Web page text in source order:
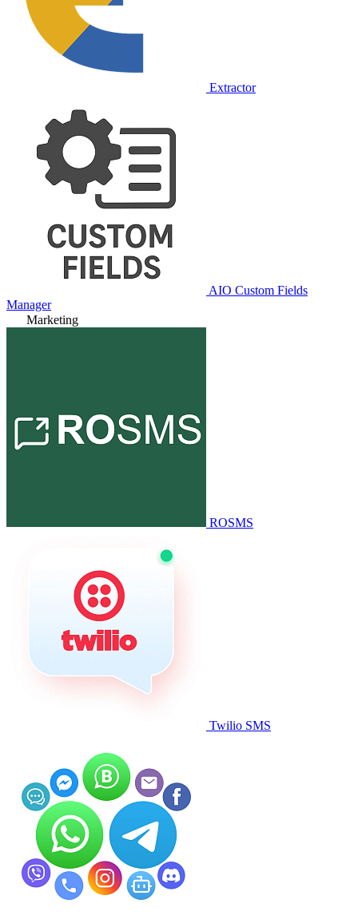
Extractor
AIO Custom Fields
Manager
Marketing
ROSMS
Twilio SMS